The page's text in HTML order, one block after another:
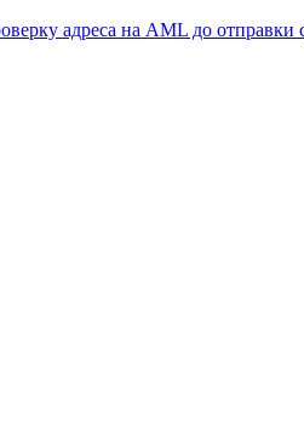
адреса на AML до отправки